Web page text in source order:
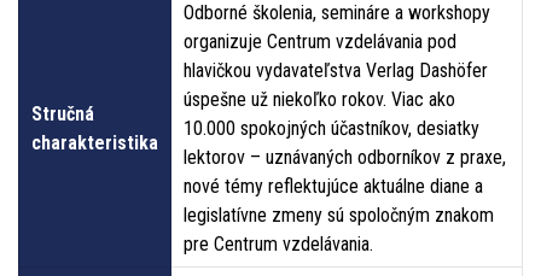
Stručná
charakteristika
Odborné školenia, semináre a workshopy
organizuje Centrum vzdelávania pod
hlavičkou vydavateľstva Verlag Dashöfer
úspešne už niekoľko rokov. Viac ako
10.000 spokojných účastníkov, desiatky
lektorov – uznávaných odborníkov z praxe,
nové témy reflektujúce aktuálne diane a
legislatívne zmeny sú spoločným znakom
pre Centrum vzdelávania.